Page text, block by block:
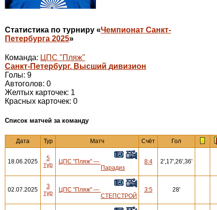
Статистика по турниру «Чемпионат Санкт-
Петербурга 2025»
Команда: ЦПС "Пляж"
Санкт-Петербург. Высший дивизион
Голы: 9
Автоголов: 0
Желтых карточек: 1
Красных карточек: 0
Cписок матчей за команду
Дата Тур Матч Счёт Гол
18.06.2025
5
тур
ЦПС "Пляж" —
Парадиз
8:4 2',17',26',36'
02.07.2025
3
тур
ЦПС "Пляж" —
СТЕПСТРОЙ
3:5 28'